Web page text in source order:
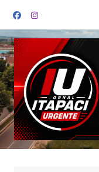
para
o
conteúdo